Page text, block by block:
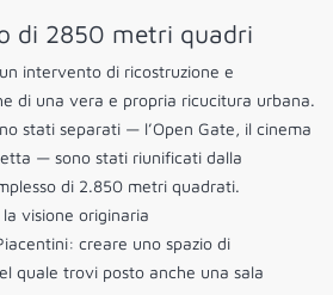
di 2850 metri quadri
intervento di ricostruzione e
di una vera e propria ricucitura urbana.
stati separati — l’Open Gate, il cinema
— sono stati riunificati dalla
di 2.850 metri quadrati.
visione originaria
creare uno spazio di
quale trovi posto anche una sala